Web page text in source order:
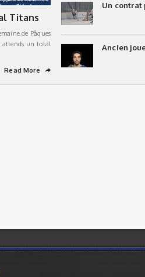
Titans
de Pâques
attends un total
Read More
➦
Un contrat
Ancien